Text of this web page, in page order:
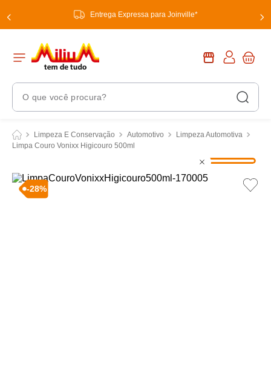
Entrega Expressa para Joinville*
O que você procura?
Limpeza E Conservação Automotivo
Limpeza Automotiva
Limpa Couro Vonixx Higicouro 500ml
-28%
Termos Mais Buscados
2º tinta
3º torneira